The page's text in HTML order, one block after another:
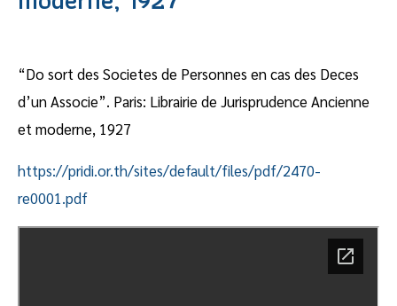
“Do sort des Societes de Personnes en cas des Deces
d’un Associe”. Paris: Librairie de Jurisprudence Ancienne
et moderne, 1927
https://pridi.or.th/sites/default/files/pdf/2470-
re0001.pdf